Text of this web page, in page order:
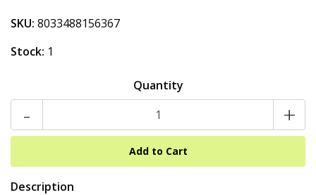
SKU: 8033488156367
Stock: 1
Quantity
- +
Description